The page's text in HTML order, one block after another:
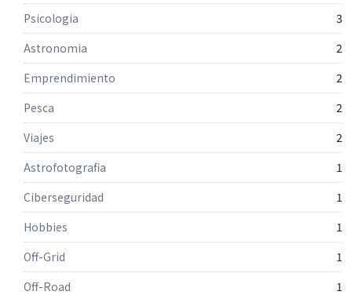
Psicologia
3
Astronomia
2
Emprendimiento
2
Pesca
2
Viajes
2
Astrofotografia
1
Ciberseguridad
1
Hobbies
1
Off-Grid
1
Off-Road
1